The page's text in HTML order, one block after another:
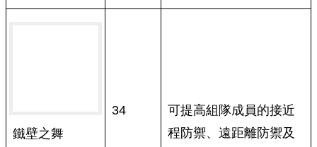
鐵壁之舞
34
可提高組隊成員的接近
程防禦、遠距離防禦及